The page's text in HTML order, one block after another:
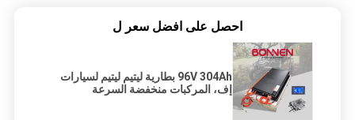
احصل على افضل سعر ل
96V 304Ah بطارية ليتيم ليتيم لسيارات
إف، المركبات منخفضة السرعة